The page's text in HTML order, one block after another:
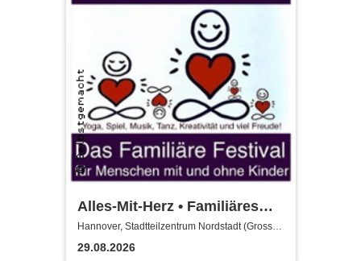
Alles-Mit-Herz • Familiäres
Festival - für Familien &
Menschen ohne Kinder
Hannover, Stadtteilzentrum Nordstadt (Grosser
Saal)
29.08.2026